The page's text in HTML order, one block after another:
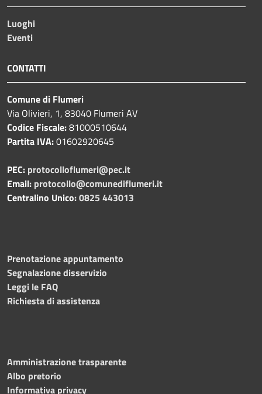
Luoghi
Eventi
CONTATTI
Comune di Flumeri
Via Olivieri, 1, 83040 Flumeri AV
Codice Fiscale:81000510644
Partita IVA:01602920645
PEC: protocolloflumeri@pec.it
Email: protocollo@comunediflumeri.it
Centralino Unico:0825 443013
Prenotazione appuntamento
Segnalazione disservizio
Leggi le FAQ
Richiesta di assistenza
Amministrazione trasparente
Albo pretorio
Informativa privacy